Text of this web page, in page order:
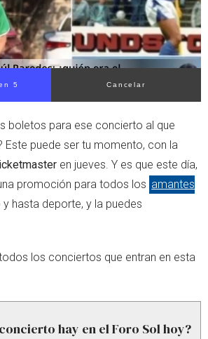
5 Cancelar
boletos para ese concierto al que
Este puede ser tu momento, con la
en jueves. Y es que este día,
promoción para todos los amantes
y hasta deporte, y la puedes
los conciertos que entran en esta
hay en el Foro Sol hoy?